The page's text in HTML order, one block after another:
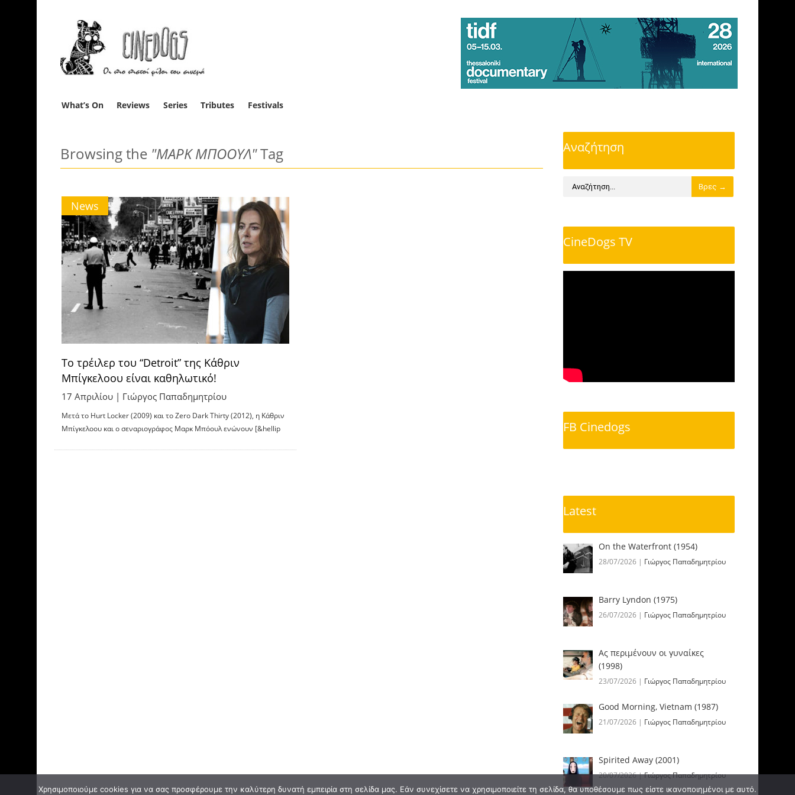
What’s On Reviews Series Tributes Festivals
Browsing the "ΜΑΡΚ ΜΠΟΟΥΛ"Tag
News
Το τρέιλερ του “Detroit” της Κάθριν
Μπίγκελοου είναι καθηλωτικό!
17 Απριλίου | Γιώργος Παπαδημητρίου
Μετά το Hurt Locker (2009) και το Zero Dark Thirty (2012), η Κάθριν
Μπίγκελοου και ο σεναριογράφος Μαρκ Μπόουλ ενώνουν [&hellip
Αναζήτηση
CineDogs TV
FB Cinedogs
Latest
On the Waterfront (1954)
28/07/2026 | Γιώργος Παπαδημητρίου
Barry Lyndon (1975)
26/07/2026 | Γιώργος Παπαδημητρίου
Ας περιμένουν οι γυναίκες
(1998)
23/07/2026 | Γιώργος Παπαδημητρίου
Good Morning, Vietnam (1987)
21/07/2026 | Γιώργος Παπαδημητρίου
Spirited Away (2001)
20/07/2026|Γιώργος Παπαδημητρίου
Χρησιμοποιούμε cookies για να σας προσφέρουμε την καλύτερη δυνατή εμπειρία στη σελίδα μας. Εάν συνεχίσετε να χρησιμοποιείτε τη σελίδα, θα υποθέσουμε πως είστε ικανοποιημένοι με αυτό.